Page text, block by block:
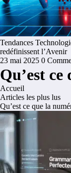
Tendances
redéfinissent l’Avenir
23 mai 2025 0
Qu’est
Accueil
Articles les plus lus
Qu’est ce que la